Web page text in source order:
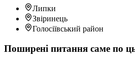
Липки
Звіринець
Голосіївський район
Поширені питання саме по